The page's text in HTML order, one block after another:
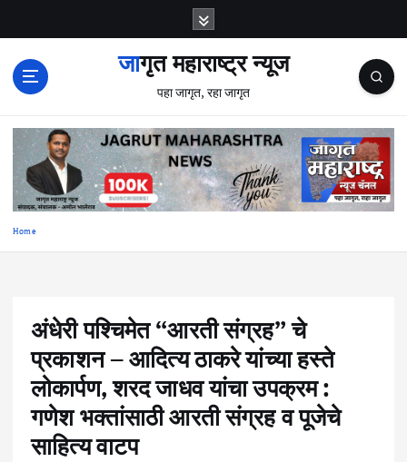
जागृत महाराष्ट्र न्यूज
पहा जागृत, रहा जागृत
Home
अंधेरी पश्चिमेत “आरती संग्रह” चे
प्रकाशन – आदित्य ठाकरे यांच्या हस्ते
लोकार्पण, शरद जाधव यांचा उपक्रम :
गणेश भक्तांसाठी आरती संग्रह व पूजेचे
साहित्य वाटप